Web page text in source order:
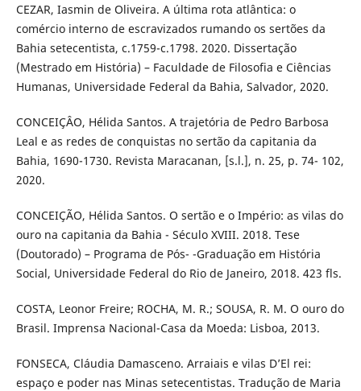
CEZAR, Iasmin de Oliveira. A última rota atlântica: o
comércio interno de escravizados rumando os sertões da
Bahia setecentista, c.1759-c.1798. 2020. Dissertação
(Mestrado em História) – Faculdade de Filosofia e Ciências
Humanas, Universidade Federal da Bahia, Salvador, 2020.
CONCEIÇÂO, Hélida Santos. A trajetória de Pedro Barbosa
Leal e as redes de conquistas no sertão da capitania da
Bahia, 1690-1730. Revista Maracanan, [s.l.], n. 25, p. 74- 102,
2020.
CONCEIÇÃO, Hélida Santos. O sertão e o Império: as vilas do
ouro na capitania da Bahia - Século XVIII. 2018. Tese
(Doutorado) – Programa de Pós- -Graduação em História
Social, Universidade Federal do Rio de Janeiro, 2018. 423 fls.
COSTA, Leonor Freire; ROCHA, M. R.; SOUSA, R. M. O ouro do
Brasil. Imprensa Nacional-Casa da Moeda: Lisboa, 2013.
FONSECA, Cláudia Damasceno. Arraiais e vilas D’El rei:
espaço e poder nas Minas setecentistas. Tradução de Maria